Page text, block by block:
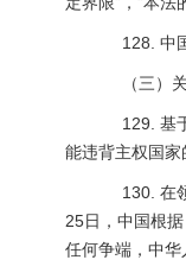
128. 中国
（三）关
129. 基于
能违背主权国家
130. 在领
25日，中国根
任何争端，中